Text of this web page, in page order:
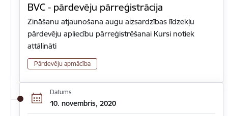
BVC - pārdevēju pārreģistrācija
Zināšanu atjaunošana augu aizsardzības līdzekļu
pārdevēju apliecību pārreģistrēšanai Kursi notiek
attālināti
Pārdevēju apmācība
Datums
10. novembris, 2020